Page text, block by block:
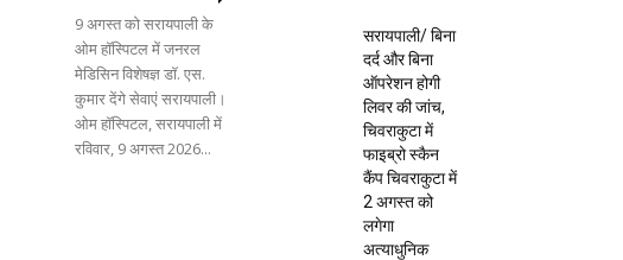
9 अगस्त को सरायपाली के
ओम हॉस्पिटल में जनरल
मेडिसिन विशेषज्ञ डॉ. एस.
कुमार देंगे सेवाएं सरायपाली।
ओम हॉस्पिटल, सरायपाली में
रविवार, 9 अगस्त 2026...
सरायपाली/ बिना
दर्द और बिना
ऑपरेशन होगी
लिवर की जांच,
चिवराकुटा में
फाइब्रो स्कैन
कैंप चिवराकुटा में
2 अगस्त को
लगेगा
अत्याधुनिक